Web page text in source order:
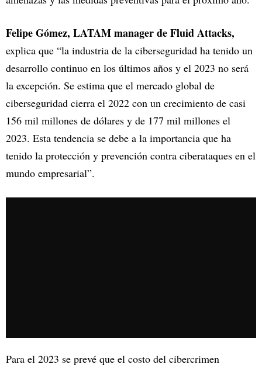
Felipe Gómez, LATAM manager de Fluid Attacks,
explica que “la industria de la ciberseguridad ha tenido un
desarrollo continuo en los últimos años y el 2023 no será
la excepción. Se estima que el mercado global de
ciberseguridad cierra el 2022 con un crecimiento de casi
156 mil millones de dólares y de 177 mil millones el
2023. Esta tendencia se debe a la importancia que ha
tenido la protección y prevención contra ciberataques en el
mundo empresarial”.
Para el 2023 se prevé que el costo del cibercrimen